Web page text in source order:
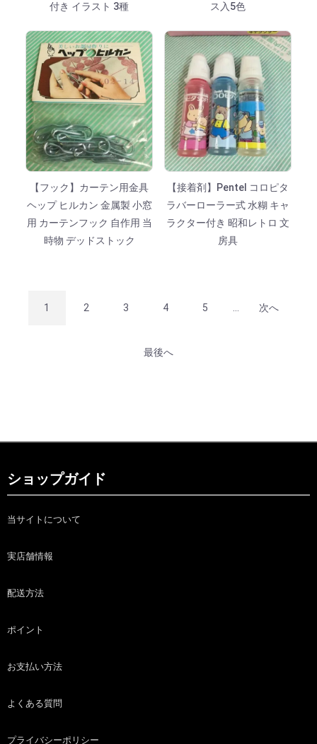
付き イラスト 3種
ス入5色
【フック】カーテン用金具
ヘップ ヒルカン 金属製 小窓
用 カーテンフック 自作用 当
時物 デッドストック
【接着剤】Pentel コロピタ
ラバーローラー式 水糊 キャ
ラクター付き 昭和レトロ 文
房具
1 2 3 4 5 ... 次へ
最後へ
ショップガイド
当サイトについて
実店舗情報
配送方法
ポイント
お支払い方法
よくある質問
プライバシーポリシー